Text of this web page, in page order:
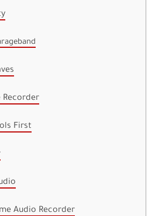
Recorder
First
Audio Recorder